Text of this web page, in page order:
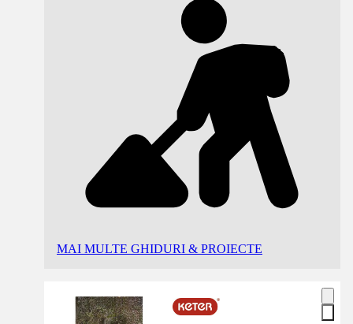
MAI MULTE GHIDURI & PROIECTE